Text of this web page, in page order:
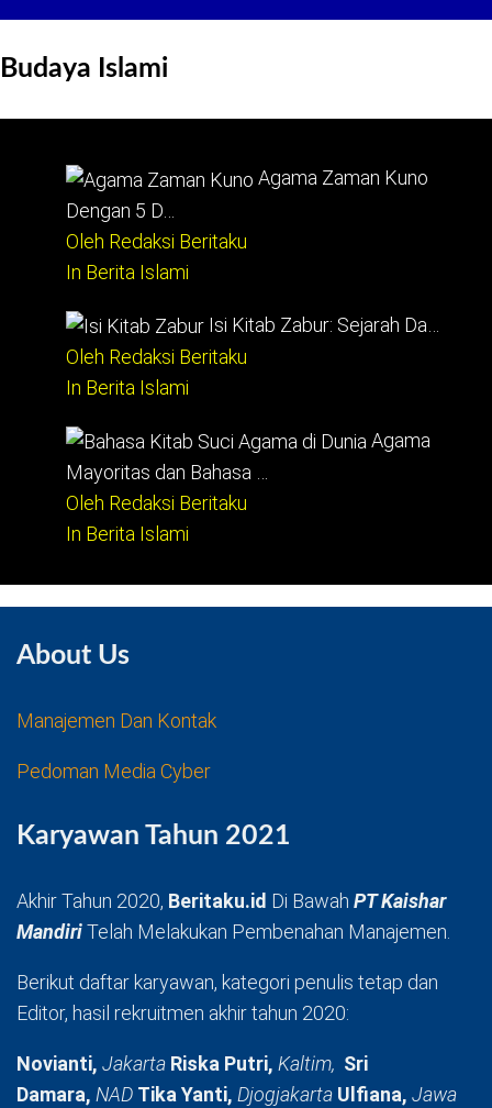
Budaya Islami
Agama Zaman Kuno
Dengan 5 D…
Oleh Redaksi Beritaku
In Berita Islami
Isi Kitab Zabur: Sejarah Da…
Oleh Redaksi Beritaku
In Berita Islami
Agama
Mayoritas dan Bahasa …
Oleh Redaksi Beritaku
In Berita Islami
About Us
Manajemen Dan Kontak
Pedoman Media Cyber
Karyawan Tahun 2021
Akhir Tahun 2020, Beritaku.id Di Bawah PT Kaishar
MandiriTelah Melakukan Pembenahan Manajemen.
Berikut daftar karyawan, kategori penulis tetap dan
Editor, hasil rekruitmen akhir tahun 2020:
Novianti, Jakarta Riska Putri, Kaltim, Sri
Damara, NAD Tika Yanti, Djogjakarta Ulfiana, Jawa